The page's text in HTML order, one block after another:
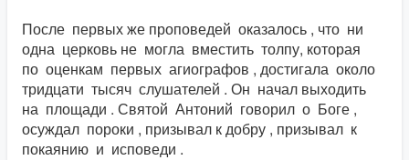
После первых же проповедей оказалось , что ни
одна церковь не могла вместить толпу, которая
по оценкам первых агиографов , достигала около
тридцати тысяч слушателей . Он начал выходить
на площади . Святой Антоний говорил о Боге ,
осуждал пороки , призывал к добру , призывал к
покаянию и исповеди .